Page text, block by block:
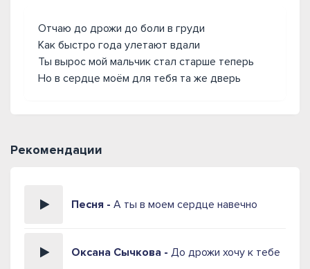
Отчаю до дрожи до боли в груди
Как быстро года улетают вдали
Ты вырос мой мальчик стал старше теперь
Но в сердце моём для тебя та же дверь
Рекомендации
Песня - А ты в моем сердце навечно
Оксана Сычкова - До дрожи хочу к тебе